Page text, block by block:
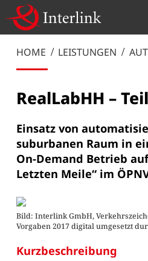
HOME LEISTUNGEN
RealLabHH –
Einsatz von
suburbanen Raum in
On-Demand Betrieb
Letzten Meile“ im
Bild: Interlink GmbH,
Vorgaben 2017 digital umgesetzt
Kurzbeschreibung